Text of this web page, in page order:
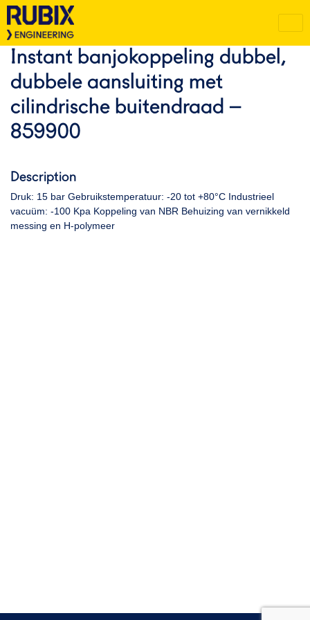
Instant banjokoppeling dubbel,
dubbele aansluiting met
cilindrische buitendraad –
859900
Description
Druk: 15 bar Gebruikstemperatuur: -20 tot +80°C Industrieel
vacuüm: -100 Kpa Koppeling van NBR Behuizing van vernikkeld
messing en H-polymeer